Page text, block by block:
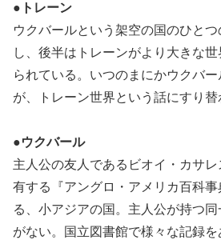
●トレーン
ウクバールという架空の国のひと
し、後半はトレーンがより大きな
られている。いつのまにかウクバ
が、トレーン世界という話にすり替
●ウクバール
主人公の友人であるビオイ・カサ
有する『アングロ・アメリカ百科
る、小アジアの国。主人公が持つ
がない。国立図書館で様々な記録